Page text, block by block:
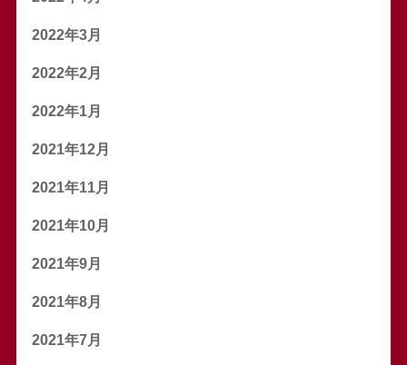
2022年3月
2022年2月
2022年1月
2021年12月
2021年11月
2021年10月
2021年9月
2021年8月
2021年7月